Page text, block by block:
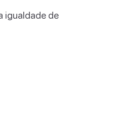
igualdade de